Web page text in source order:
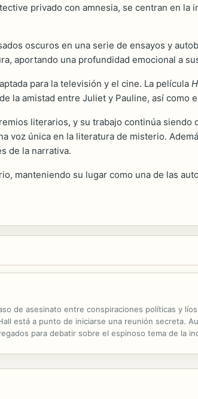
privado con amnesia, se centran en
oscuros en una serie de ensayos y
aportando una profundidad emocional a
para la televisión y el cine. La película
la amistad entre Juliet y Pauline, así como
literarios, y su trabajo continúa siendo
voz única en la literatura de misterio.
de la narrativa.
manteniendo su lugar como una de las
de asesinato entre conspiraciones políticas y
está a punto de iniciarse una reunión secreta.
para debatir sobre el espinoso tema de la